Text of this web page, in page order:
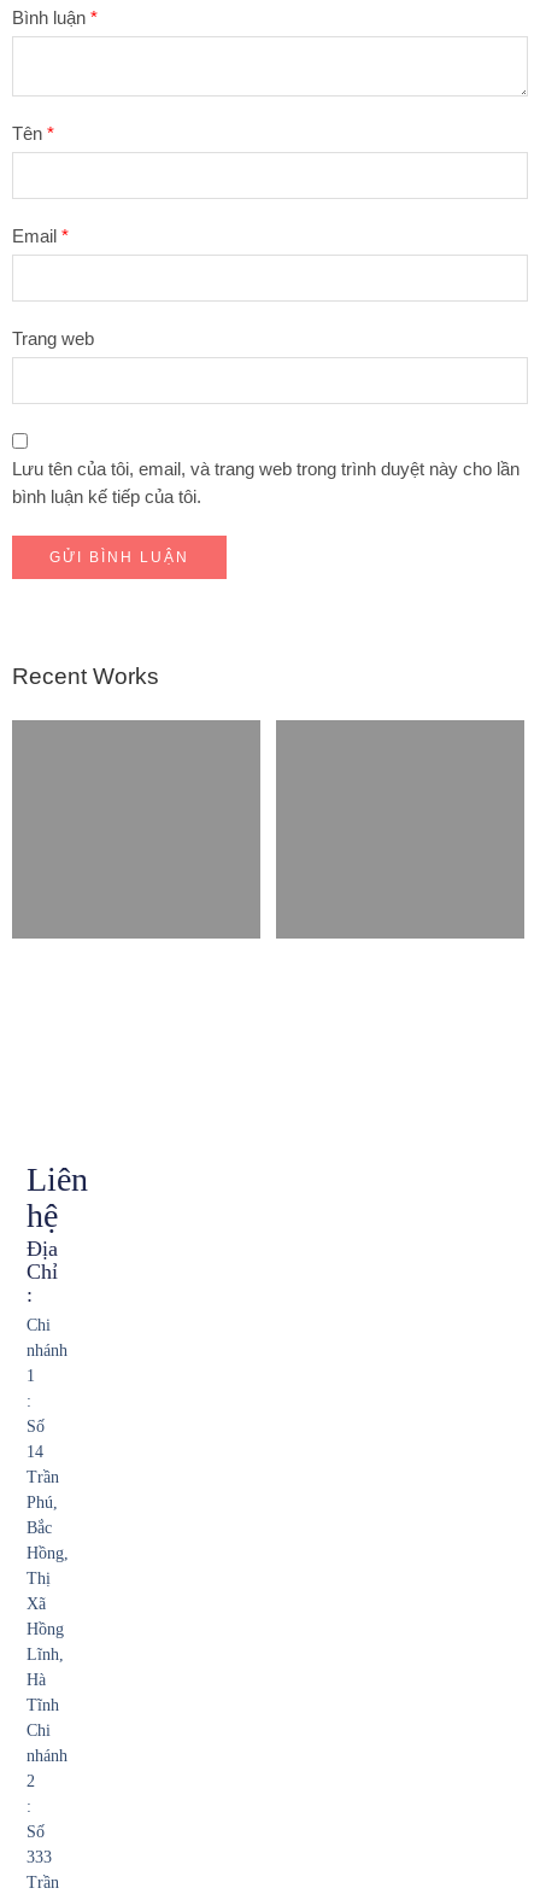
Bình luận *
Tên *
Email *
Trang web
Lưu tên của tôi, email, và trang web trong trình duyệt này cho lần
bình luận kế tiếp của tôi.
Recent Works
Liên
hệ
Địa
Chỉ
:
Chi
nhánh
1
:
Số
14
Trần
Phú,
Bắc
Hồng,
Thị
Xã
Hồng
Lĩnh,
Hà
Tĩnh
Chi
nhánh
2
:
Số
333
Trần